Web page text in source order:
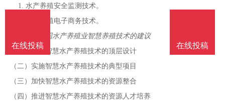
南投
稿
线
投
联
系
1. 水产养殖安全监测技术。
2. 水产养殖电子商务技术。
二、推行我国水产养殖业智慧养殖技术的建议
（一）加快智慧水产养殖技术的顶层设计
（二）实施智慧水产养殖技术的典型项目
（三）加快智慧水产养殖技术的资源整合
（四）推进智慧水产养殖技术的资源人才培养
在线投稿
在线投稿